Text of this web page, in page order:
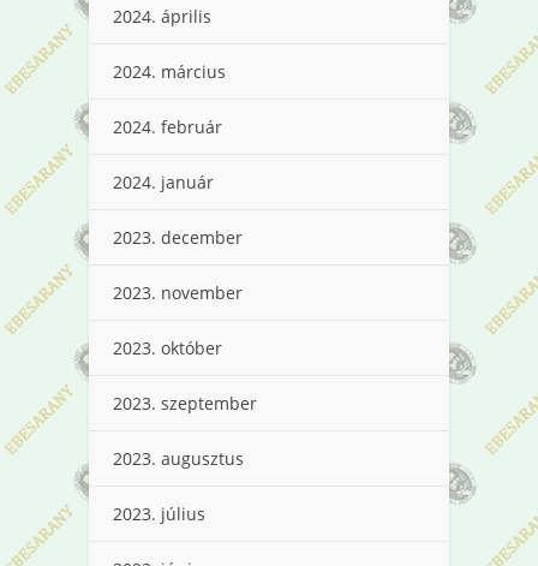
2024. április
2024. március
2024. február
2024. január
2023. december
2023. november
2023. október
2023. szeptember
2023. augusztus
2023. július